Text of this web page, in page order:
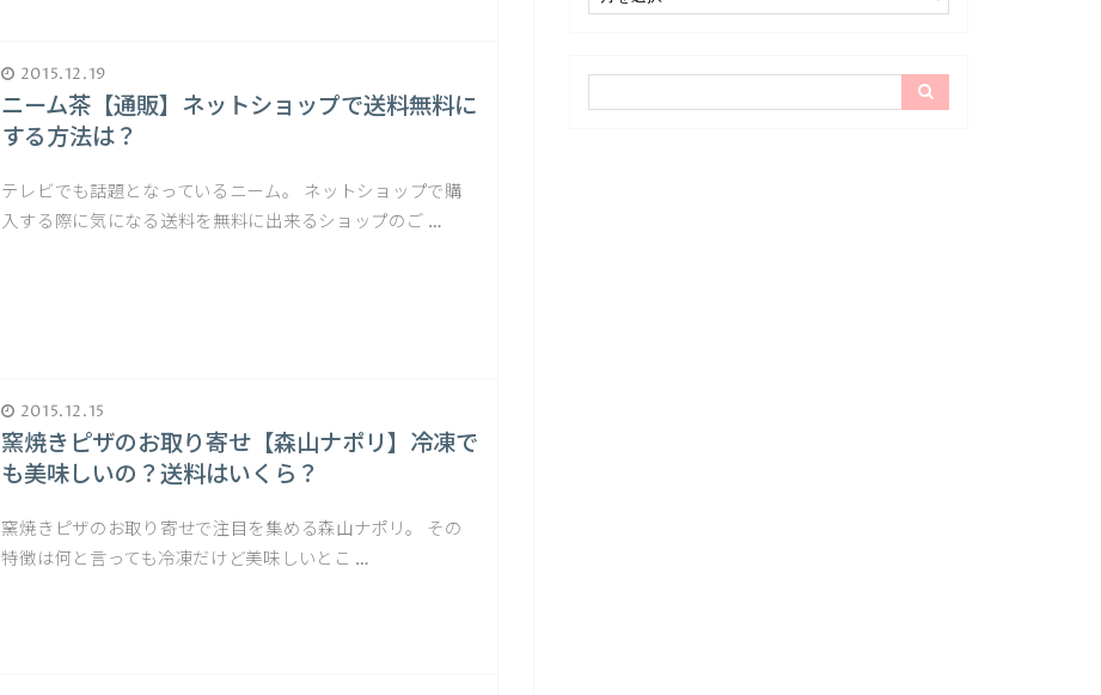
2015.12.19
ニーム茶【通販】ネットショップで送料無料に
する方法は？
テレビでも話題となっているニーム。 ネットショップで購
入する際に気になる送料を無料に出来るショップのご …
2015.12.15
窯焼きピザのお取り寄せ【森山ナポリ】冷凍で
も美味しいの？送料はいくら？
窯焼きピザのお取り寄せで注目を集める森山ナポリ。 その
特徴は何と言っても冷凍だけど美味しいとこ …